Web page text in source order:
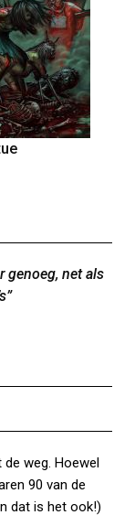
genoeg, net als
weg. Hoewel
90 van de
dat is het ook!)